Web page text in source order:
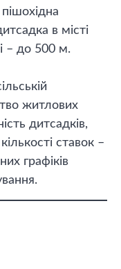
в місті
– до 500 м.
житлових
дитсадків,
ставок –
графіків